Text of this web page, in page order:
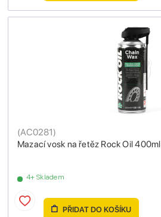
Mazací vosk na řetěz Rock Oil 400ml
(AC0281)
4+ Skladem
PŘIDAT DO KOŠÍKU